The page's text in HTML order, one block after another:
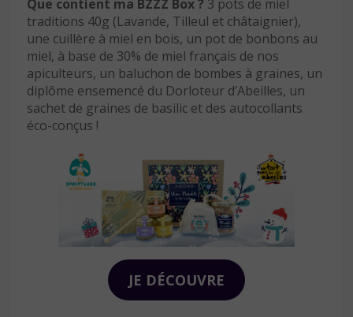
Que contient ma BZZZ Box ? 3 pots de miel
traditions 40g (Lavande, Tilleul et châtaignier),
une cuillère à miel en bois, un pot de bonbons au
miel, à base de 30% de miel français de nos
apiculteurs, un baluchon de bombes à graines, un
diplôme ensemencé du Dorloteur d’Abeilles, un
sachet de graines de basilic et des autocollants
éco-conçus !
JE DÉCOUVRE